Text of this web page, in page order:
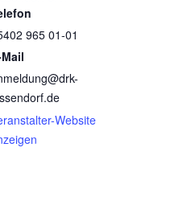
965 01-01
Website